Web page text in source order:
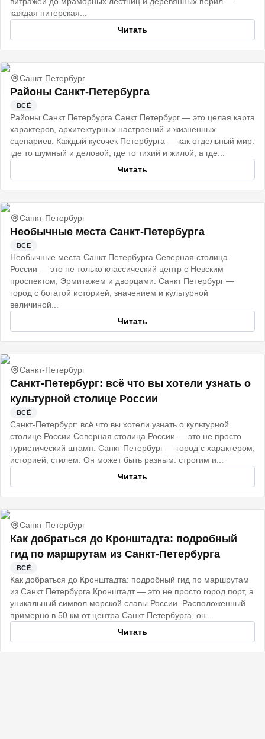
каждая питерская...
Читать
Санкт-Петербург
Районы Санкт-Петербурга
ВСЁ
Районы Санкт Петербурга Санкт Петербург — это целая карта
характеров, архитектурных настроений и жизненных
сценариев. Каждый кусочек Петербурга — как отдельный мир:
где то шумный и деловой, где то тихий и жилой, а где...
Читать
Санкт-Петербург
Необычные места Санкт-Петербурга
ВСЁ
Необычные места Санкт Петербурга Северная столица
России — это не только классический центр с Невским
проспектом, Эрмитажем и дворцами. Санкт Петербург —
город с богатой историей, значением и культурной
величиной...
Читать
Санкт-Петербург
Санкт‑Петербург: всё что вы хотели узнать о
культурной столице России
ВСЁ
Санкт‑Петербург: всё что вы хотели узнать о культурной
столице России Северная столица России — это не просто
туристический штамп. Санкт Петербург — город с характером,
историей, стилем. Он может быть разным: строгим и...
Читать
Санкт-Петербург
Как добраться до Кронштадта: подробный
гид по маршрутам из Санкт-Петербурга
ВСЁ
Как добраться до Кронштадта: подробный гид по маршрутам
из Санкт Петербурга Кронштадт — это не просто город порт, а
уникальный символ морской славы России. Расположенный
примерно в 50 км от центра Санкт Петербурга, он...
Читать